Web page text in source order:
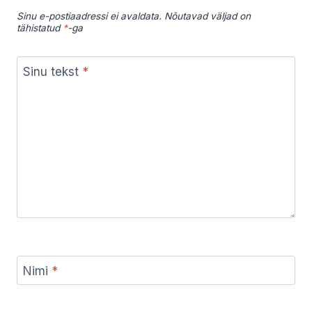
Sinu e-postiaadressi ei avaldata. Nõutavad väljad on
tähistatud *-ga
Sinu tekst *
Nimi *